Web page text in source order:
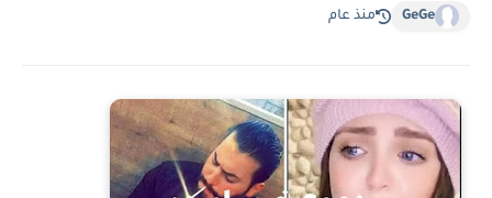
GeGe منذ عام